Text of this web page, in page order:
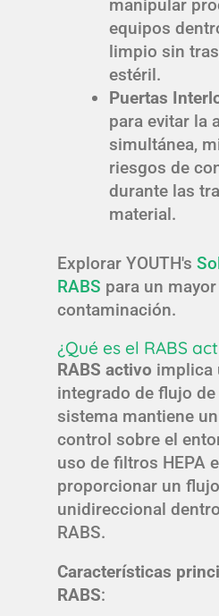
manipular
equipos
limpio sin
estéril.
Puertas
para evitar la
simultánea,
riesgos de
durante las
material.
Explorar YOUTH's
RABS para un
contaminación.
¿Qué es el RABS
RABS activo implica
integrado de flujo de
sistema mantiene
control sobre el
uso de filtros HEPA
proporcionar un
unidireccional
RABS.
Características
RABS: